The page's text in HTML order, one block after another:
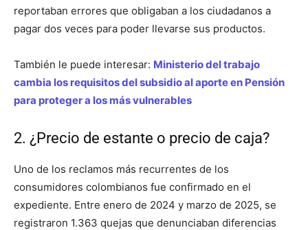
reportaban errores que obligaban a los ciudadanos a
pagar dos veces para poder llevarse sus productos.
También le puede interesar: Ministerio del trabajo
cambia los requisitos del subsidio al aporte en Pensión
para proteger a los más vulnerables
2. ¿Precio de estante o precio de caja?
Uno de los reclamos más recurrentes de los
consumidores colombianos fue confirmado en el
expediente. Entre enero de 2024 y marzo de 2025, se
registraron 1.363 quejas que denunciaban diferencias